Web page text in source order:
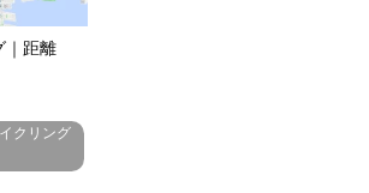
｜距離
クリング